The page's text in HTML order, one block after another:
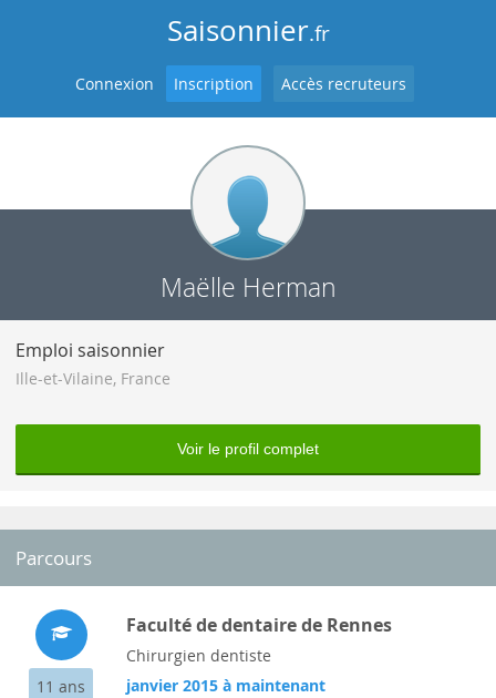
Saisonnier.fr
Connexion Inscription Accès recruteurs
Maëlle Herman
Emploi saisonnier
Ille-et-Vilaine, France
Voir le profil complet
Parcours
11 ans
Faculté de dentaire de Rennes
Chirurgien dentiste
janvier 2015 à maintenant